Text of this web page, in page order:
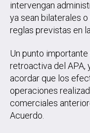
intervengan
ya sean bilaterales
reglas previstas en
Un punto
retroactiva del APA,
acordar que los
operaciones
comerciales
Acuerdo.